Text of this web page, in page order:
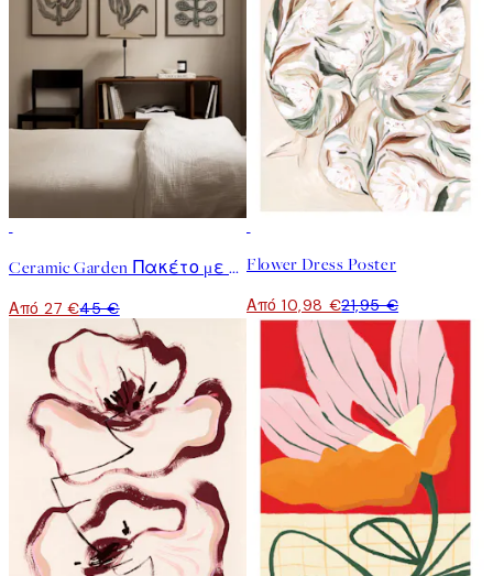
Ceramic Garden Πακέτο με Poster
Από 27 €45 €
Flower Dress Poster
Από 10,98 €21,95 €